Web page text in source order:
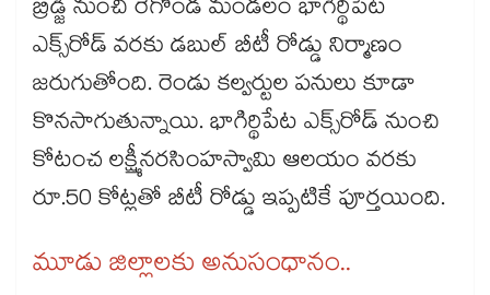
బ్రిడ్జి నుంచి రేగొండ మండలం భాగిర్థిపేట
ఎక్స్‌‌‌‌‌‌‌‌‌‌‌‌‌‌‌‌రోడ్ వరకు డబుల్ బీటీ రోడ్డు నిర్మాణం
జరుగుతోంది. రెండు కల్వర్టుల పనులు కూడా
కొనసాగుతున్నాయి. భాగిర్థిపేట ఎక్స్‌‌‌‌‌‌‌‌‌‌‌‌‌‌‌‌రోడ్ నుంచి
కోటంచ లక్ష్మీనరసింహస్వామి ఆలయం వరకు
రూ.50 కోట్లతో బీటీ రోడ్డు ఇప్పటికే పూర్తయింది.
మూడు జిల్లాలకు అనుసంధానం..